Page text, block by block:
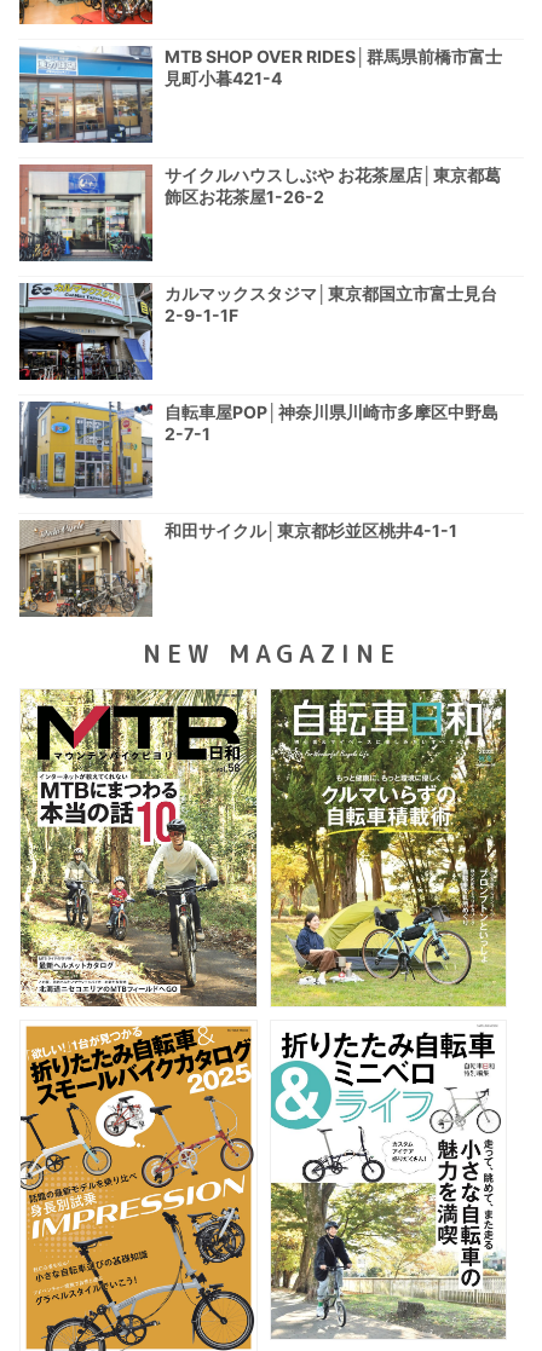
MTB SHOP OVER RIDES│群馬県前橋市富士
見町小暮421-4
サイクルハウスしぶや お花茶屋店│東京都葛
飾区お花茶屋1-26-2
カルマックスタジマ│東京都国立市富士見台
2-9-1-1F
自転車屋POP│神奈川県川崎市多摩区中野島
2-7-1
和田サイクル│東京都杉並区桃井4-1-1
NEW MAGAZINE